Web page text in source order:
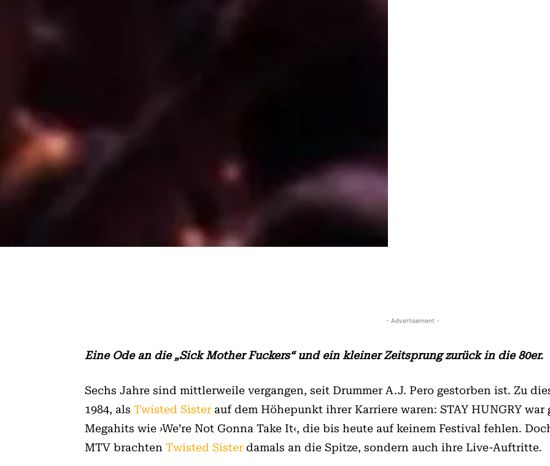
- Advertisement -
Eine Ode an die „Sick Mother Fuckers“ und ein kleiner Zeitsprung zurück in die 80er.
Sechs Jahre sind mittlerweile vergangen, seit Drummer A.J. Pero gestorben ist. Zu
1984, als Twisted Sister auf dem Höhepunkt ihrer Karriere waren: STAY HUNGRY
Megahits wie ›We’re Not Gonna Take It‹, die bis heute auf keinem Festival fehlen.
MTV brachten Twisted Sister damals an die Spitze, sondern auch ihre Live-Auftritte.